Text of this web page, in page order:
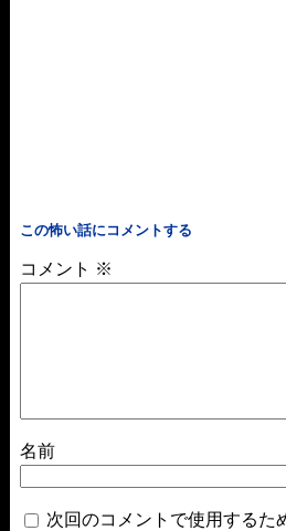
この怖い話にコメントする
コメント ※
名前
次回のコメントで使用するた